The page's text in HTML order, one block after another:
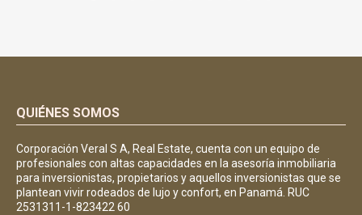
QUIÉNES SOMOS
Corporación Veral S A, Real Estate, cuenta con un equipo de
profesionales con altas capacidades en la asesoría inmobiliaria
para inversionistas, propietarios y aquellos inversionistas que se
plantean vivir rodeados de lujo y confort, en Panamá. RUC
2531311-1-823422 60